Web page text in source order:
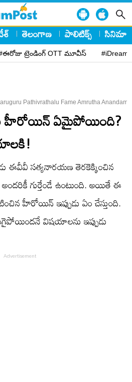
తెలంగాణ పాలిటిక్స్ సినిమా
ట్రెండింగ్ OTT మూవీస్
Pathivrathalu Fame Amrutha
హీరోయిన్ ఏమైపోయింది?
ఈవీవీ సత్యనారయణ తెరకెక్కించిన
గుర్తేండే ఉంటుంది. అయితే ఈ
హీరోయిన్ ఇప్పుడు ఏం చేస్తుంది.
విషయాలను ఇప్పుడు